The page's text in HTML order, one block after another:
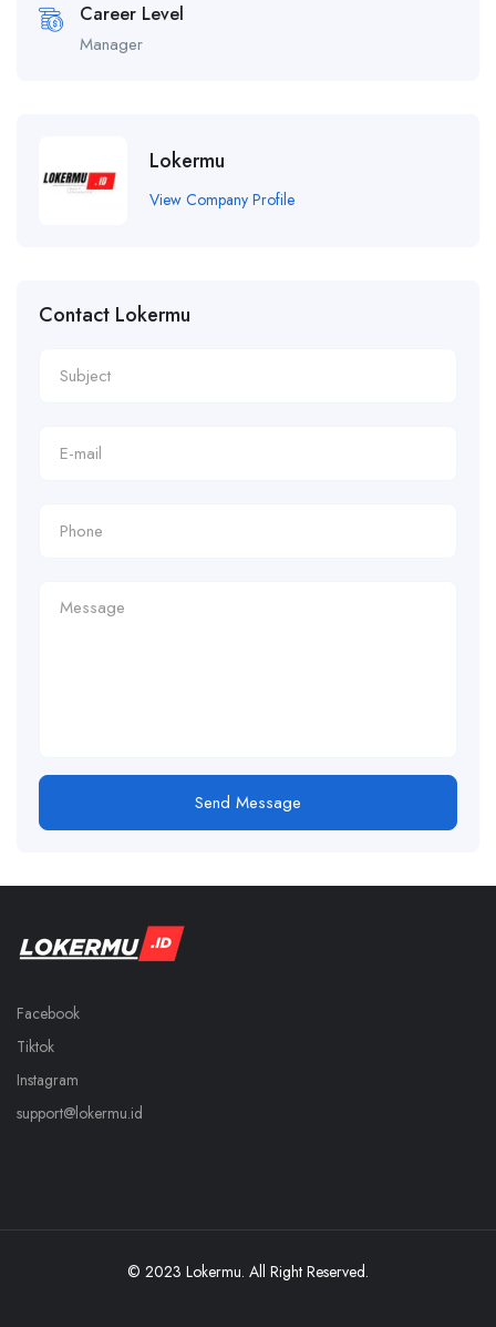
Career Level
Manager
Lokermu
View Company Profile
Contact Lokermu
Send Message
Facebook
Tiktok
Instagram
support@lokermu.id
© 2023 Lokermu. All Right Reserved.